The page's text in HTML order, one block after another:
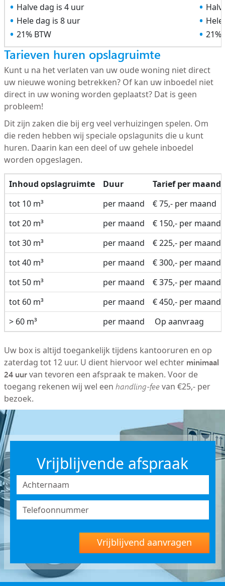
Halve dag is 4 uur
Hele dag is 8 uur
21% BTW
21%
Tarieven huren opslagruimte
Kunt u na het verlaten van uw oude woning niet direct
uw nieuwe woning betrekken? Of kan uw inboedel niet
direct in uw woning worden geplaatst? Dat is geen
probleem!
Dit zijn zaken die bij erg veel verhuizingen spelen. Om
die reden hebben wij speciale opslagunits die u kunt
huren. Daarin kan een deel of uw gehele inboedel
worden opgeslagen.
Inhoud opslagruimte Duur
Tarief per maand
tot 10 m³
per maand
€ 75,- per maand
tot 20 m³
per maand
€ 150,- per maand
tot 30 m³
per maand
€ 225,- per maand
tot 40 m³
per maand
€ 300,- per maand
tot 50 m³
per maand
€ 375,- per maand
tot 60 m³
per maand
€ 450,- per maand
> 60 m³
per maand Op aanvraag
Uw box is altijd toegankelijk tijdens kantooruren en op
zaterdag tot 12 uur. U dient hiervoor wel echter minimaal
24 uurvan tevoren een afspraak te maken. Voor de
toegang rekenen wij wel een handling-feevan €25,- per
bezoek.
Vrijblijvende afspraak
Vrijblijvend aanvragen